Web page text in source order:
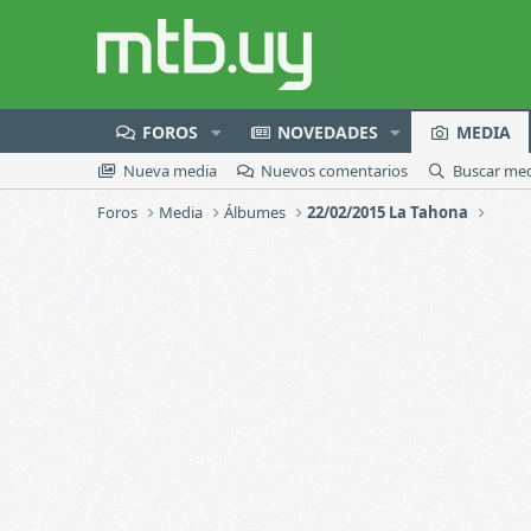
FOROS NOVEDADES MEDIA
Nueva media Nuevos comentarios
Buscar
Foros
Media Álbumes 22/02/2015 La Tahona